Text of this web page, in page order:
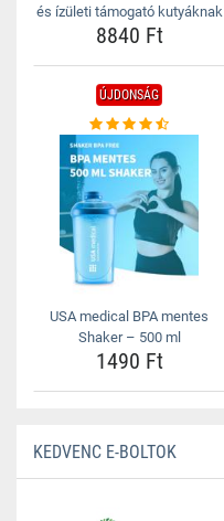
és ízületi támogató kutyáknak
8840 Ft
ÚJDONSÁG
USA medical BPA mentes
Shaker – 500 ml
1490 Ft
KEDVENC E-BOLTOK